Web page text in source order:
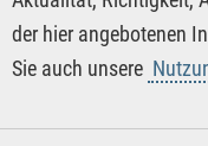
der hier angebotenen
Sie auch unsere